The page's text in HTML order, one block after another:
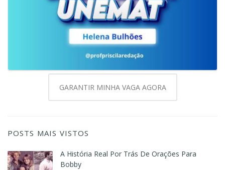
GARANTIR MINHA VAGA AGORA
POSTS MAIS VISTOS
A História Real Por Trás De Orações Para
Bobby